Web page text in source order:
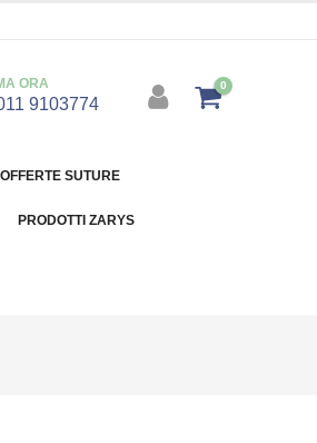
ORA
9103774
0
OFFERTE SUTURE
PRODOTTI ZARYS